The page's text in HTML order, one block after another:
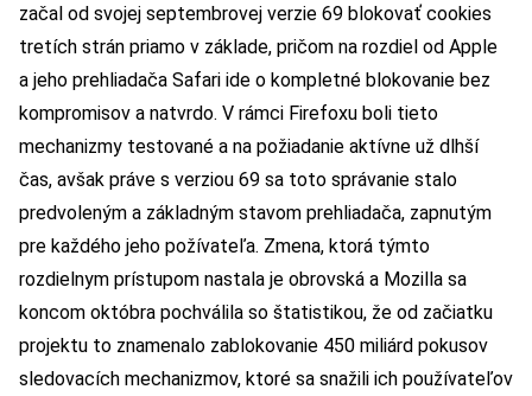
začal od svojej septembrovej verzie 69 blokovať cookies
tretích strán priamo v základe, pričom na rozdiel od Apple
a jeho prehliadača Safari ide o kompletné blokovanie bez
kompromisov a natvrdo. V rámci Firefoxu boli tieto
mechanizmy testované a na požiadanie aktívne už dlhší
čas, avšak práve s verziou 69 sa toto správanie stalo
predvoleným a základným stavom prehliadača, zapnutým
pre každého jeho požívateľa. Zmena, ktorá týmto
rozdielnym prístupom nastala je obrovská a Mozilla sa
koncom októbra pochválila so štatistikou, že od začiatku
projektu to znamenalo zablokovanie 450 miliárd pokusov
sledovacích mechanizmov, ktoré sa snažili ich používateľov